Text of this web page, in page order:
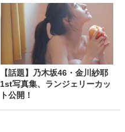
【話題】乃木坂46・金川紗耶
1st写真集、ランジェリーカッ
ト公開！